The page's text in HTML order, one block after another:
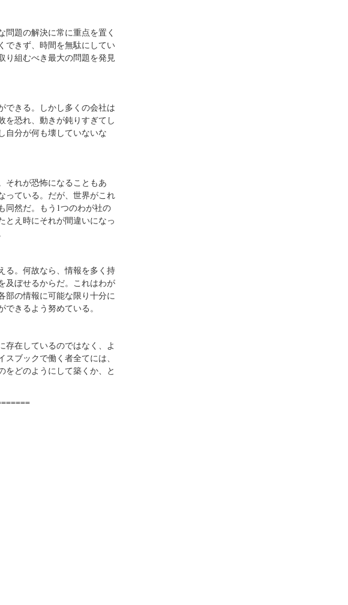
題の解決に常に重点を置く
できず、時間を無駄にしてい
り組むべき最大の問題を発見
できる。しかし多くの会社は
を恐れ、動きが鈍りすぎてし
自分が何も壊していないな
それが恐怖になることもあ
っている。だが、世界がこれ
同然だ。もう1つのわが社の
とえ時にそれが間違いになっ
る。何故なら、情報を多く持
及ぼせるからだ。これはわが
部の情報に可能な限り十分に
きるよう努めている。
在しているのではなく、よ
ブックで働く者全てには、
をどのようにして築くか、と